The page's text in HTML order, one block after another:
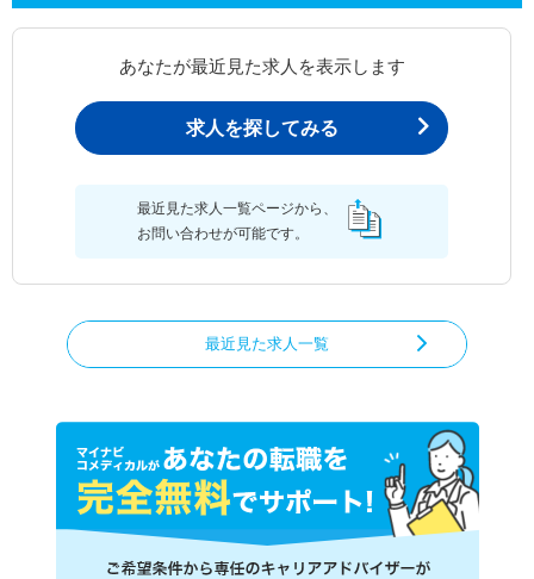
あなたが最近見た求人を表示します
求人を探してみる
最近見た求人一覧ページから、
お問い合わせが可能です。
最近見た求人一覧